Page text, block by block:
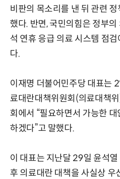
비판의 목소리를 낸 뒤 관련
했다. 반면, 국민의힘은 정부
석 연휴 응급 의료 시스템 점
다.
이재명 더불어민주당 대표는
료대란대책위원회(의료대책
회에서 “필요하면서 가능한
하겠다”고 말했다.
이 대표는 지난달 29일 윤석
후 의료대란 대책을 사실상 우